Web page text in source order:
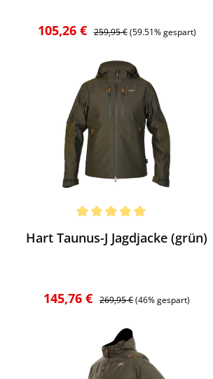
Verkaufspreis:
105,26 € Regulärer Preis:
259,95 € (59.51% gespart)
Hart Taunus-J Jagdjacke (grün)
Verkaufspreis:
145,76 € Regulärer Preis:
269,95 €(46% gespart)